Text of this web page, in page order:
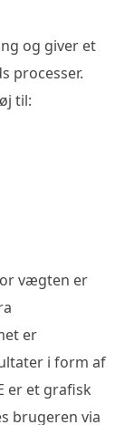
og giver et
processer.
til:
vægten er
er
i form af
er et grafisk
brugeren via